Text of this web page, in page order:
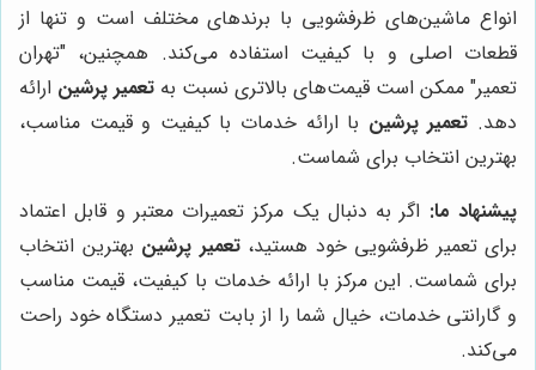
انواع ماشین‌های ظرفشویی با برندهای مختلف است و تنها از
قطعات اصلی و با کیفیت استفاده می‌کند. همچنین، "تهران
تعمیر" ممکن است قیمت‌های بالاتری نسبت به تعمیر پرشین ارائه
دهد. تعمیر پرشین با ارائه خدمات با کیفیت و قیمت مناسب،
بهترین انتخاب برای شماست.
پیشنهاد ما: اگر به دنبال یک مرکز تعمیرات معتبر و قابل اعتماد
برای تعمیر ظرفشویی خود هستید،تعمیر پرشین بهترین انتخاب
برای شماست. این مرکز با ارائه خدمات با کیفیت، قیمت مناسب
و گارانتی خدمات، خیال شما را از بابت تعمیر دستگاه خود راحت
می‌کند.